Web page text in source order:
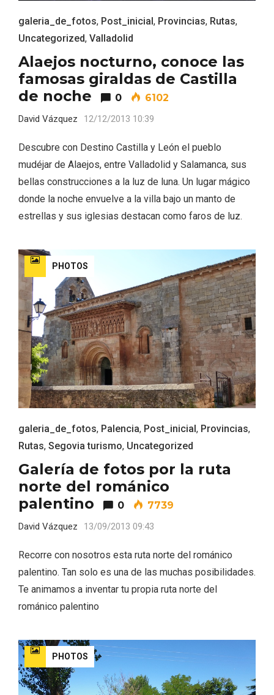
galeria_de_fotos, Post_inicial, Provincias, Rutas,
Uncategorized, Valladolid
Alaejos nocturno, conoce las
famosas giraldas de Castilla
de noche
0 6102
David Vázquez 12/12/2013 10:39
Descubre con Destino Castilla y León el pueblo
mudéjar de Alaejos, entre Valladolid y Salamanca, sus
bellas construcciones a la luz de luna. Un lugar mágico
donde la noche envuelve a la villa bajo un manto de
estrellas y sus iglesias destacan como faros de luz.
PHOTOS
galeria_de_fotos, Palencia, Post_inicial, Provincias,
Rutas, Segovia turismo, Uncategorized
Galería de fotos por la ruta
norte del románico
palentino
0 7739
David Vázquez 13/09/2013 09:43
Recorre con nosotros esta ruta norte del románico
palentino. Tan solo es una de las muchas posibilidades.
Te animamos a inventar tu propia ruta norte del
románico palentino
PHOTOS
La zonificación como recurso turístico
de la Ruta del Vino de Rueda
IV Edición del Festival de Narración Oral,
Memoria, Tierra y Voz